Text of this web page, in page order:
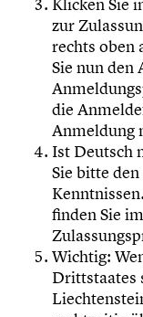
zur
rechts oben
Sie nun den
die
Anmeldung
Ist Deutsch
Sie bitte
finden Sie
Wichtig:
Drittstaates